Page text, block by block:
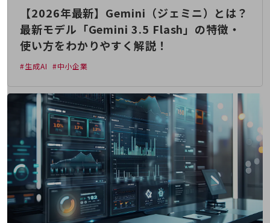
課題・ニーズで探すTOP
コミュニケーション・情報共有
マーケティング
業務効率化
災害対策
職場環境整備
地域共創・地方創生
セキュリティ対策
遠隔監視
顧客体験（CX）改善
【2026年最新】Gemini（ジェミニ）とは？
最新モデル「Gemini 3.5 Flash」の特徴・
使い方をわかりやすく解説！
#生成AI #中小企業